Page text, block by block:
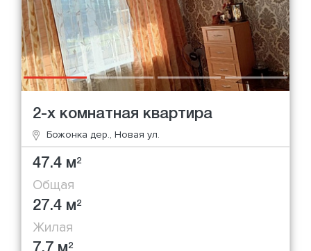
2-х комнатная квартира
Божонка дер., Новая ул.
47.4 м2
Общая
27.4 м2
Жилая
7.7 м2